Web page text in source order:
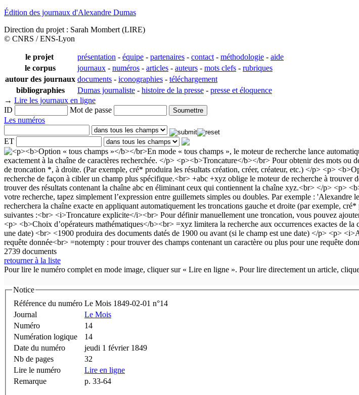
Édition des journaux d'Alexandre Dumas
Direction du projet : Sarah Mombert (LIRE)
© CNRS / ENS-Lyon
le projet présentation - équipe - partenaires - contact - méthodologie - aide
le corpus
journaux - numéros - articles - auteurs - mots clefs - rubriques
autour des journaux documents - iconographies - téléchargement
bibliographies
Dumas journaliste - histoire de la presse - presse et éloquence
→ Lire les journaux en ligne
ID
Mot de passe
Les numéros
ET
2739 documents
retourner à la liste
Pour lire le numéro complet en mode image, cliquer sur « Lire en ligne ». Pour lire directement un article,
Notice
Référence du numéro Le Mois 1849-02-01 n°14
Journal
Le Mois
Numéro
14
Numération logique
14
Date du numéro
jeudi 1 février 1849
Nb de pages
32
Lire le numéro
Lire en ligne
Remarque
p. 33-64